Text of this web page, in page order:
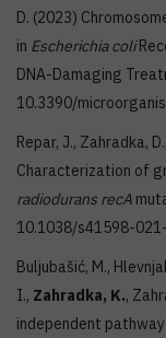
D. (2023)
in Escherichia coli
DNA-Damaging
10.3390/
Repar, J., Zahradka,
Characterization of
radiodurans recA
10.1038/s41598-
Buljubašić, M.,
I., Zahradka, K.,
independent